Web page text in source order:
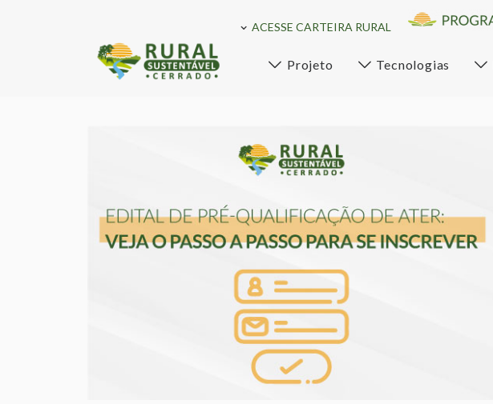
ACESSE CARTEIRA RURAL
Projeto Tecnologias